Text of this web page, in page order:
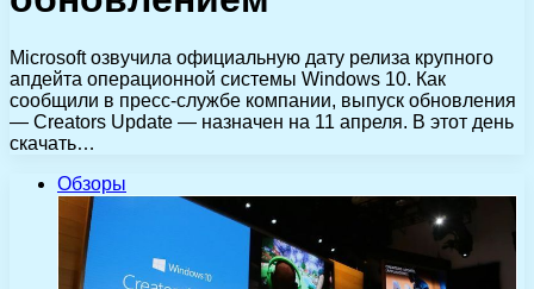
Microsoft озвучила официальную дату релиза крупного
апдейта операционной системы Windows 10. Как
сообщили в пресс-службе компании, выпуск обновления
— Creators Update — назначен на 11 апреля. В этот день
скачать…
Обзоры